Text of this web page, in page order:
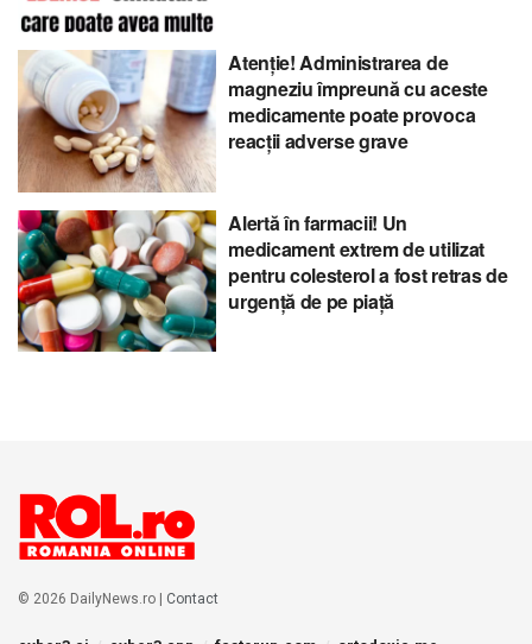
Atenție! Administrarea de
magneziu împreună cu aceste
medicamente poate provoca
reacții adverse grave
Alertă în farmacii! Un
medicament extrem de utilizat
pentru colesterol a fost retras de
urgență de pe piață
© 2026 DailyNews.ro | Contact